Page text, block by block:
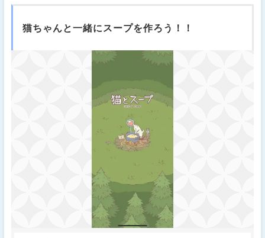
猫ちゃんと一緒にスープを作ろう！！